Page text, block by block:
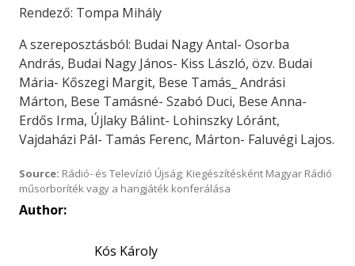
Rendező: Tompa Mihály
A szereposztásból: Budai Nagy Antal- Osorba
András, Budai Nagy János- Kiss László, özv. Budai
Mária- Kőszegi Margit, Bese Tamás_ Andrási
Márton, Bese Tamásné- Szabó Duci, Bese Anna-
Erdős Irma, Újlaky Bálint- Lohinszky Lóránt,
Vajdaházi Pál- Tamás Ferenc, Márton- Faluvégi Lajos.
Source: Rádió- és Televízió Újság; Kiegészítésként Magyar Rádió
műsorboríték vagy a hangjáték konferálása
Author:
Kós Károly